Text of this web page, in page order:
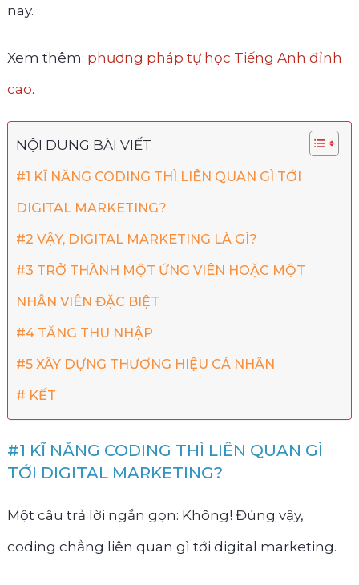
nay.
Xem thêm: phương pháp tự học Tiếng Anh đỉnh
cao.
NỘI DUNG BÀI VIẾT
#1 KĨ NĂNG CODING THÌ LIÊN QUAN GÌ TỚI
DIGITAL MARKETING?
#2 VẬY, DIGITAL MARKETING LÀ GÌ?
#3 TRỞ THÀNH MỘT ỨNG VIÊN HOẶC MỘT
NHÂN VIÊN ĐẶC BIỆT
#4 TĂNG THU NHẬP
#5 XÂY DỰNG THƯƠNG HIỆU CÁ NHÂN
# KẾT
#1 KĨ NĂNG CODING THÌ LIÊN QUAN GÌ
TỚI DIGITAL MARKETING?
Một câu trả lời ngắn gọn: Không! Đúng vậy,
coding chẳng liên quan gì tới digital marketing.